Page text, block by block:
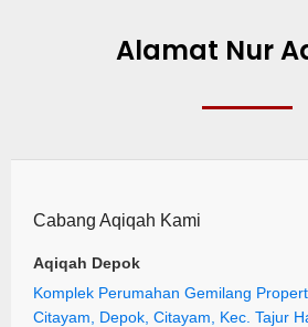
Alamat Nur
Cabang Aqiqah Kami
Aqiqah Depok
Komplek Perumahan Gemilang
Citayam, Depok, Citayam, Kec. Tajur